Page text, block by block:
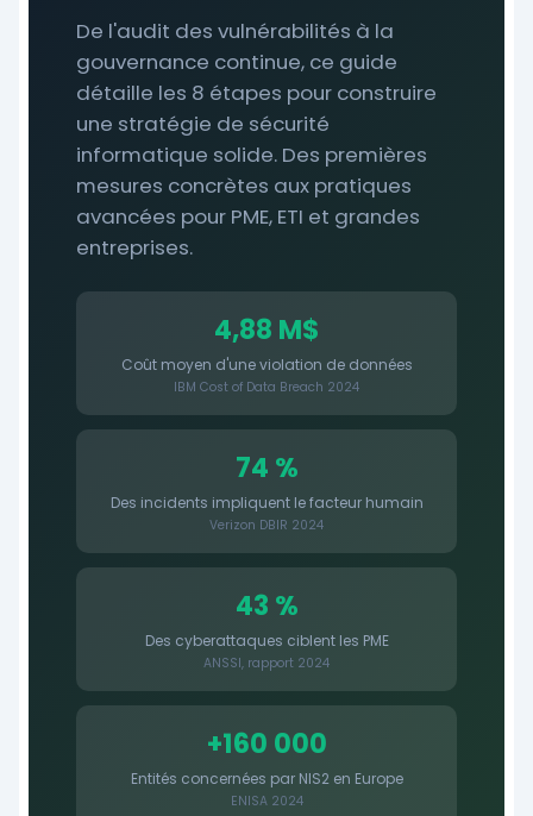
De l'audit des vulnérabilités à la
gouvernance continue, ce guide
détaille les 8 étapes pour construire
une stratégie de sécurité
informatique solide. Des premières
mesures concrètes aux pratiques
avancées pour PME, ETI et grandes
entreprises.
4,88 M$
Coût moyen d'une violation de données
IBM Cost of Data Breach 2024
74 %
Des incidents impliquent le facteur humain
Verizon DBIR 2024
43 %
Des cyberattaques ciblent les PME
ANSSI, rapport 2024
+160 000
Entités concernées par NIS2 en Europe
ENISA 2024